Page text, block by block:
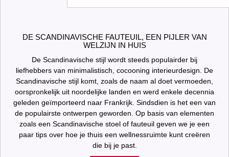
DE SCANDINAVISCHE FAUTEUIL, EEN PIJLER VAN
WELZIJN IN HUIS
De Scandinavische stijl wordt steeds populairder bij
liefhebbers van minimalistisch, cocooning interieurdesign. De
Scandinavische stijl komt, zoals de naam al doet vermoeden,
oorspronkelijk uit noordelijke landen en werd enkele decennia
geleden geïmporteerd naar Frankrijk. Sindsdien is het een van
de populairste ontwerpen geworden. Op basis van elementen
zoals een Scandinavische stoel of fauteuil geven we je een
paar tips over hoe je thuis een wellnessruimte kunt creëren
die bij je past.